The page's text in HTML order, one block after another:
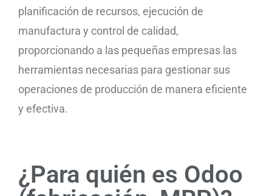
planificación de recursos, ejecución de
manufactura y control de calidad,
proporcionando a las pequeñas empresas las
herramientas necesarias para gestionar sus
operaciones de producción de manera eficiente
y efectiva.
¿Para quién es Odoo